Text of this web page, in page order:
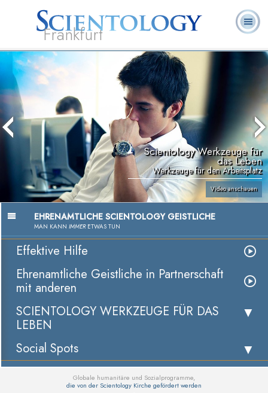
Frankfurt
L. Ron
Hubbard
Scientology?
Ehrenamtliche
Geistliche
Scientology Werkzeuge für
das Leben
Werkzeuge für den Arbeitsplatz
Video anschauen
EHRENAMTLICHE SCIENTOLOGY GEISTLICHE
MAN KANN IMMERETWAS TUN
Effektive Hilfe
Ehrenamtliche Geistliche in Partnerschaft
mit anderen
SCIENTOLOGY WERKZEUGE FÜR DAS
LEBEN
Social Spots
Globale humanitäre und Sozialprogramme,
die von der Scientology Kirche gefördert werden